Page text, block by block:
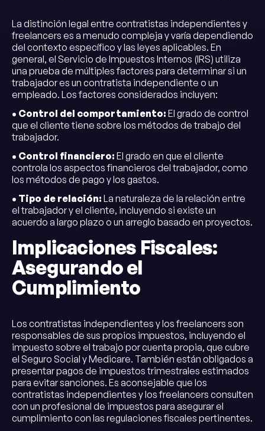
La distinción legal entre contratistas independientes y
freelancers es a menudo compleja y varía dependiendo
del contexto específico y las leyes aplicables. En
general, el Servicio de Impuestos Internos (IRS) utiliza
una prueba de múltiples factores para determinar si un
trabajador es un contratista independiente o un
empleado. Los factores considerados incluyen:
• Control del comportamiento: El grado de control
que el cliente tiene sobre los métodos de trabajo del
trabajador.
• Control financiero: El grado en que el cliente
controla los aspectos financieros del trabajador, como
los métodos de pago y los gastos.
• Tipo de relación: La naturaleza de la relación entre
el trabajador y el cliente, incluyendo si existe un
acuerdo a largo plazo o un arreglo basado en proyectos.
Implicaciones Fiscales:
Asegurando el
Cumplimiento
Los contratistas independientes y los freelancers son
responsables de sus propios impuestos, incluyendo el
impuesto sobre el trabajo por cuenta propia, que cubre
el Seguro Social y Medicare. También están obligados a
presentar pagos de impuestos trimestrales estimados
para evitar sanciones. Es aconsejable que los
contratistas independientes y los freelancers consulten
con un profesional de impuestos para asegurar el
cumplimiento con las regulaciones fiscales pertinentes.